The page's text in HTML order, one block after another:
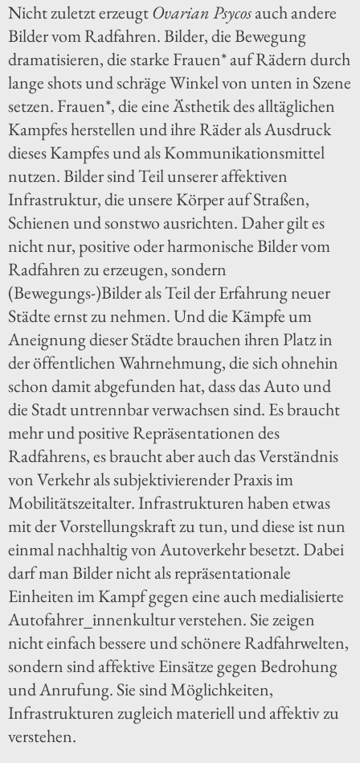
Nicht zuletzt erzeugtOvarian Psycosauch andere
Bilder vom Radfahren. Bilder, die Bewegung
dramatisieren, die starke Frauen* auf Rädern durch
lange shots und schräge Winkel von unten in Szene
setzen. Frauen*, die eine Ästhetik des alltäglichen
Kampfes herstellen und ihre Räder als Ausdruck
dieses Kampfes und als Kommunikationsmittel
nutzen. Bilder sind Teil unserer affektiven
Infrastruktur, die unsere Körper auf Straßen,
Schienen und sonstwo ausrichten. Daher gilt es
nicht nur, positive oder harmonische Bilder vom
Radfahren zu erzeugen, sondern
(Bewegungs-)Bilder als Teil der Erfahrung neuer
Städte ernst zu nehmen. Und die Kämpfe um
Aneignung dieser Städte brauchen ihren Platz in
der öffentlichen Wahrnehmung, die sich ohnehin
schon damit abgefunden hat, dass das Auto und
die Stadt untrennbar verwachsen sind. Es braucht
mehr und positive Repräsentationen des
Radfahrens, es braucht aber auch das Verständnis
von Verkehr als subjektivierender Praxis im
Mobilitätszeitalter. Infrastrukturen haben etwas
mit der Vorstellungskraft zu tun, und diese ist nun
einmal nachhaltig von Autoverkehr besetzt. Dabei
darf man Bilder nicht als repräsentationale
Einheiten im Kampf gegen eine auch medialisierte
Autofahrer_innenkultur verstehen. Sie zeigen
nicht einfach bessere und schönere Radfahrwelten,
sondern sind affektive Einsätze gegen Bedrohung
und Anrufung. Sie sind Möglichkeiten,
Infrastrukturen zugleich materiell und affektiv zu
verstehen.